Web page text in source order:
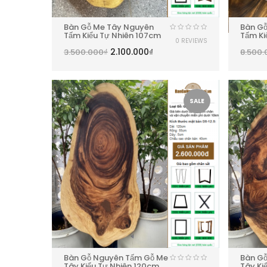
Bàn Gỗ Me Tây Nguyên
Tấm Kiểu Tự Nhiên 107cm
3.500.000₫ 2.100.000₫
0 REVIEWS
Bàn
Tấm
SALE
Bàn Gỗ Nguyên Tấm Gỗ Me Bàn